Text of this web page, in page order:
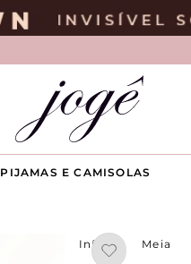
PIJAMAS E CAMISOLAS
Meia